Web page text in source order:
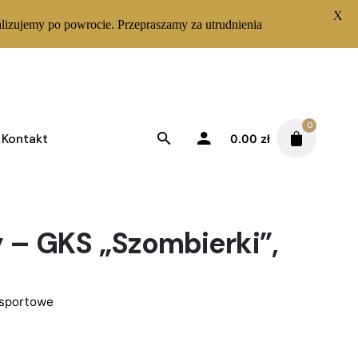
Kontakt 0.00 zł
0
GKS „Szombierki”,
po powrocie. Przepraszamy za utrudnienia
X